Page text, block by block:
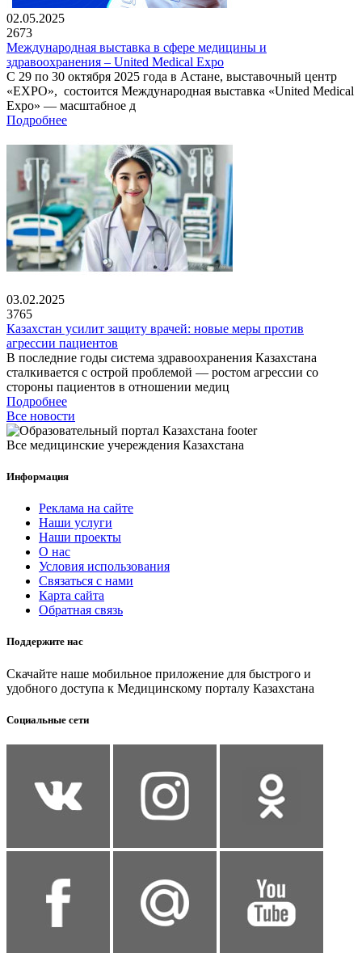
02.05.2025
2673
Международная выставка в сфере медицины и
здравоохранения – United Medical Expo
С 29 по 30 октября 2025 года в Астане, выставочный центр
«EXPO», состоится Международная выставка «United Medical
Expo» — масштабное д
Подробнее
03.02.2025
3765
Казахстан усилит защиту врачей: новые меры против
агрессии пациентов
В последние годы система здравоохранения Казахстана
сталкивается с острой проблемой — ростом агрессии со
стороны пациентов в отношении медиц
Подробнее
Все новости
Все медицинские учереждения Казахстана
Информация
Реклама на сайте
Наши услуги
Наши проекты
О нас
Условия использования
Связаться с нами
Карта сайта
Обратная связь
Поддержите нас
Скачайте наше мобильное приложение для быстрого и
удобного доступа к Медицинскому порталу Казахстана
Социальные сети